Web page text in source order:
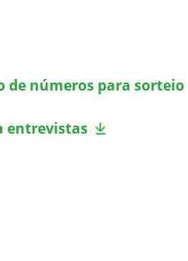
de números para sorteio
entrevistas